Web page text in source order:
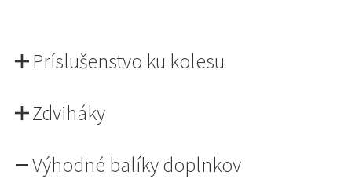
Príslušenstvo ku kolesu
Zdviháky
Výhodné balíky doplnkov